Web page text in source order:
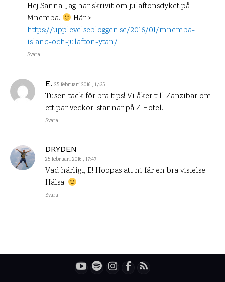
Hej Sanna! Jag har skrivit om julaftonsdyket på
Mnemba.
Här >
https://upplevelsebloggen.se/2016/01/mnemba-
island-och-julafton-ytan/
Svara
E. 25 februari 2016 , 17:35
Tusen tack för bra tips! Vi åker till Zanzibar om
ett par veckor, stannar på Z Hotel.
Svara
DRYDEN
25 februari 2016 , 17:47
Vad härligt, E! Hoppas att ni får en bra vistelse!
Hälsa!
Svara